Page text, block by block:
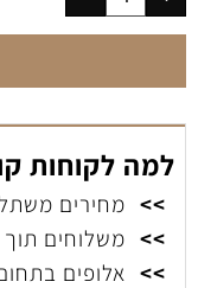
למה לקוחות
>> מחירים
>> משלוחים
>> אלופים